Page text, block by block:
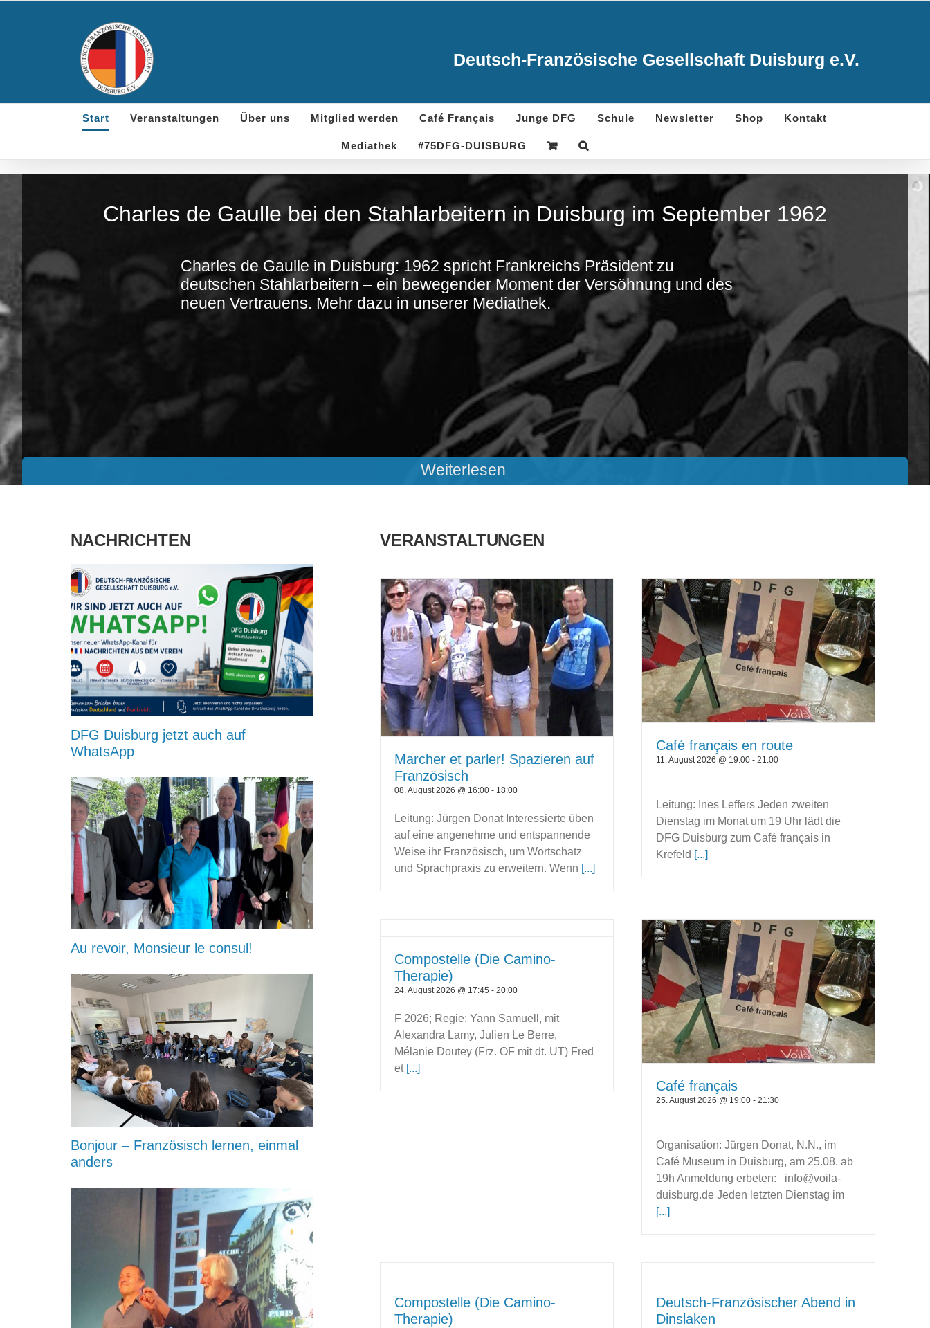
Deutsch-Französische Gesellschaft Duisburg e.V.
Start Veranstaltungen Über uns Mitglied werden Café Français Junge DFG Schule Newsletter Shop Kontakt
Mediathek #75DFG-DUISBURG
Charles de Gaulle bei den Stahlarbeitern in Duisburg im September 1962
Charles de Gaulle in Duisburg: 1962 spricht Frankreichs Präsident zu
deutschen Stahlarbeitern – ein bewegender Moment der Versöhnung und des
neuen Vertrauens. Mehr dazu in unserer Mediathek.
Weiterlesen
NACHRICHTEN
DFG Duisburg jetzt auch auf
WhatsApp
Au revoir, Monsieur le consul!
Bonjour – Französisch lernen, einmal
anders
VERANSTALTUNGEN
Marcher et parler! Spazieren auf
Französisch
08. August 2026 @ 16:00 - 18:00
Leitung: Jürgen Donat Interessierte üben
auf eine angenehme und entspannende
Weise ihr Französisch, um Wortschatz
und Sprachpraxis zu erweitern. Wenn [...]
Café français en route
11. August 2026 @ 19:00 -21:00
Leitung: Ines Leffers Jeden zweiten
Dienstag im Monat um 19 Uhr lädt die
DFG Duisburg zum Café français in
Krefeld [...]
Compostelle (Die Camino-
Therapie)
24. August 2026 @ 17:45 -20:00
F 2026; Regie: Yann Samuell, mit
Alexandra Lamy, Julien Le Berre,
Mélanie Doutey (Frz. OF mit dt. UT) Fred
et [...]
Café français
25. August 2026 @ 19:00 -21:30
Organisation: Jürgen Donat, N.N., im
Café Museum in Duisburg, am 25.08. ab
19h Anmeldung erbeten: info@voila-
duisburg.de Jeden letzten Dienstag im
[...]
Compostelle (Die Camino-
Therapie)
Deutsch-Französischer Abend in
Dinslaken